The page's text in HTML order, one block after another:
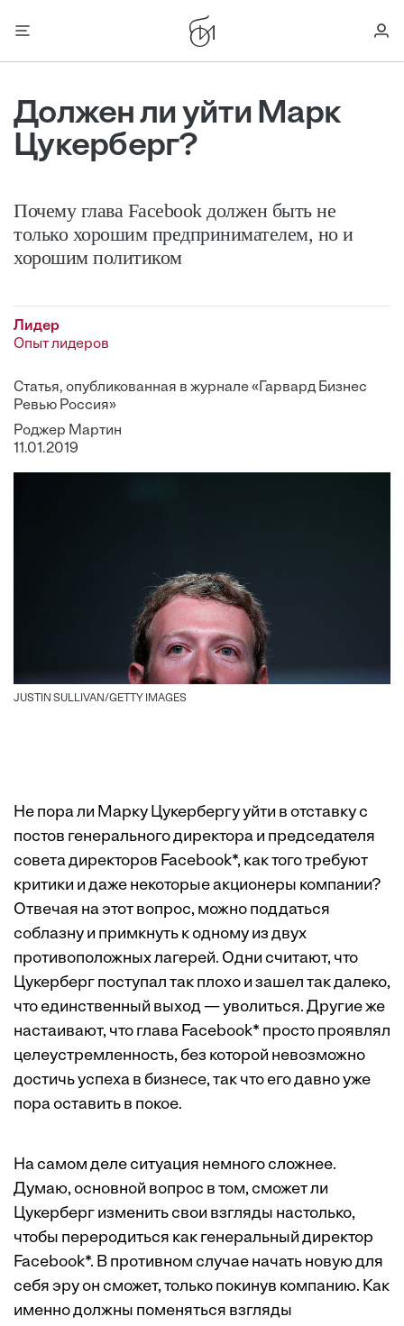
Должен ли уйти Марк
Цукерберг?
Почему глава Facebook должен быть не
только хорошим предпринимателем, но и
хорошим политиком
Лидер
Опыт лидеров
Статья, опубликованная в журнале «Гарвард Бизнес
Ревью Россия»
Роджер Мартин
11.01.2019
JUSTIN SULLIVAN/GETTY IMAGES
Не пора ли Марку Цукербергу уйти в отставку с
постов генерального директора и председателя
совета директоров Facebook*, как того требуют
критики и даже некоторые акционеры компании?
Отвечая на этот вопрос, можно поддаться
соблазну и примкнуть к одному из двух
противоположных лагерей. Одни считают, что
Цукерберг поступал так плохо и зашел так далеко,
что единственный выход — уволиться. Другие же
настаивают, что глава Facebook* просто проявлял
целеустремленность, без которой невозможно
достичь успеха в бизнесе, так что его давно уже
пора оставить в покое.
На самом деле ситуация немного сложнее.
Думаю, основной вопрос в том, сможет ли
Цукерберг изменить свои взгляды настолько,
чтобы переродиться как генеральный директор
Facebook*. В противном случае начать новую для
себя эру он сможет, только покинув компанию. Как
именно должны поменяться взгляды